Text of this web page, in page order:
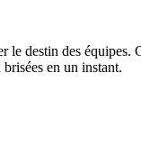
destin des équipes.
en un instant.